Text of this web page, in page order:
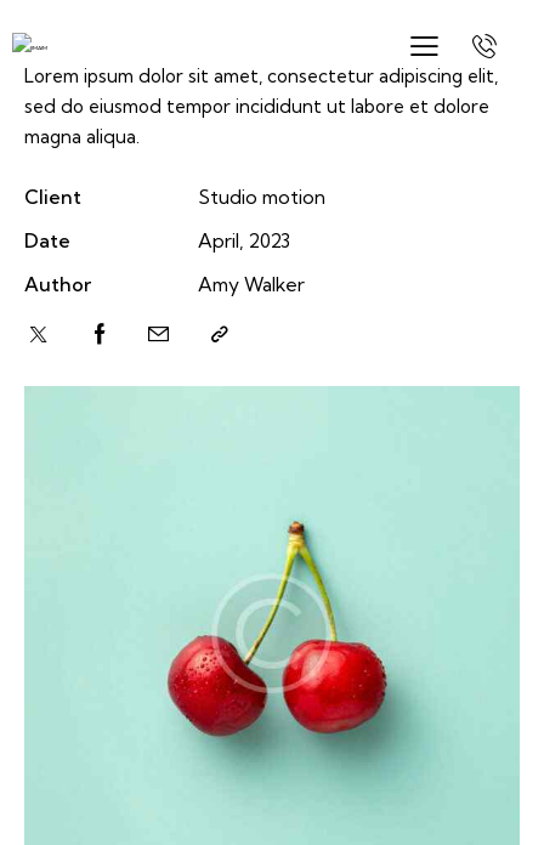
Lorem ipsum dolor sit amet, consectetur adipiscing elit,
sed do eiusmod tempor incididunt ut labore et dolore
magna aliqua.
Client
Studio motion
Date
April, 2023
Author
Amy Walker